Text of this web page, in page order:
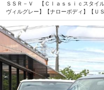
ＳＳＲ－Ｖ 【Ｃｌａｓｓｉｃスタイ
ヴィルグレー】【ナローボディ】【Ｕ
マッドガード】【前後メッキバンパー